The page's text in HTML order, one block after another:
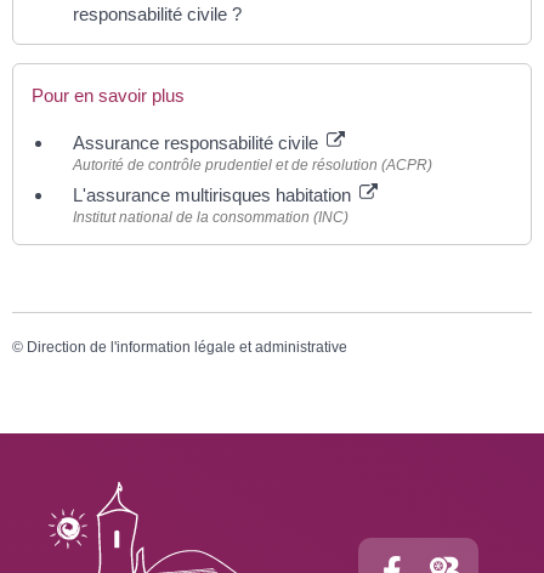
responsabilité civile ?
Pour en savoir plus
Assurance responsabilité civile
Autorité de contrôle prudentiel et de résolution (ACPR)
L'assurance multirisques habitation
Institut national de la consommation (INC)
© Direction de l'information légale et administrative